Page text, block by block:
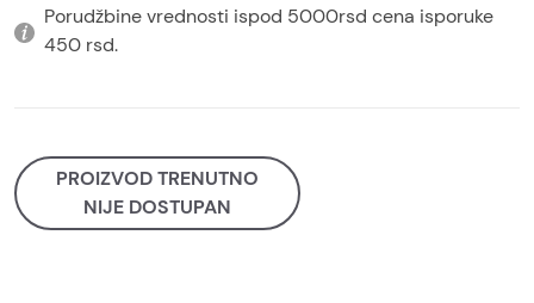
Porudžbine vrednosti ispod 5000rsd cena isporuke
450 rsd.
PROIZVOD TRENUTNO
NIJE DOSTUPAN